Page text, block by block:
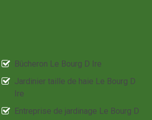
Bûcheron Le Bourg D Ire
Jardinier taille de haie Le Bourg D
Ire
Entreprise de jardinage Le Bourg D